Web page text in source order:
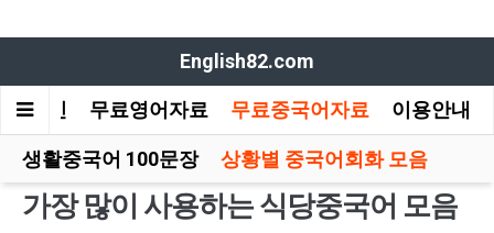
English82.com
메인 무료영어자료 무료중국어자료 이용안내
생활중국어 100문장 상황별 중국어회화 모음
가장 많이 사용하는 식당중국어 모음